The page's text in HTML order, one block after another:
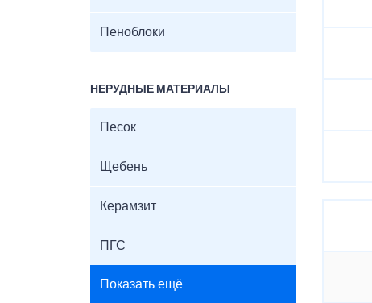
Пеноблоки
НЕРУДНЫЕ МАТЕРИАЛЫ
Песок
Щебень
Керамзит
ПГС
Показать ещё